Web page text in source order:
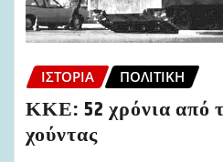
ΙΣΤΟΡΊΑ ΠΟΛΙΤΙΚΉ
ΚΚΕ: 52 χρόνια από
χούντας